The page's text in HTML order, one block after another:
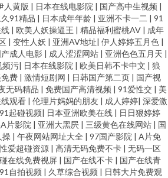
人黄版 | 日本在线电影院 | 国产高中生视频 |
91精品 | 日本成年年龄 | 亚洲不卡一二 | 91
| 欧美人妖操逼王 | 精品福利蜜桃AV | 成年
| 变性人妖 | 亚洲AV地址| 伊人婷婷五月色 |
成人电影 | 成人涩涩网站 | 亚洲色色五月天 |
频污| 日本在线影院 | 欧美日韩不卡中文 | 狼
费 | 激情短剧网 | 日韩国产第二页 | 国产视
无码精品 | 免费国产高清视频 | 91爱性交 | 美
观看 | 伦理片妈妈的朋友 | 成人婷婷| 深爱激
91起碰视频| 日本亚洲欧美在线 | 日日狠婷婷
片影院 | 亚洲大黑屄 | 三级黄色在线网站 | 国
操 | 午夜网站网址大全 | 97国产影院 | A片免
爱超碰资源 | 高清无码免费不卡 | 无码一区
在线免费视屏 | 国产在线不卡 | 国产在线青
91自拍视频 | 久草综合视频 | 日韩大片免费观